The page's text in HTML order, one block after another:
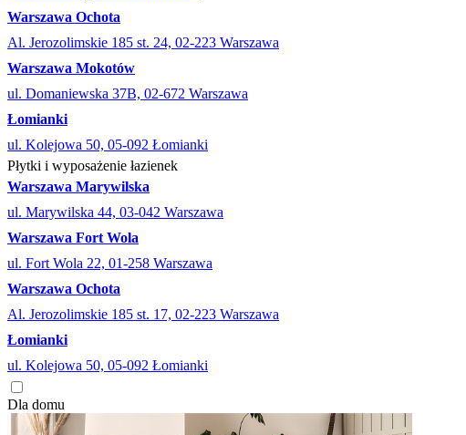
Warszawa Ochota
Al. Jerozolimskie 185 st. 24, 02-223 Warszawa
Warszawa Mokotów
ul. Domaniewska 37B, 02-672 Warszawa
Łomianki
ul. Kolejowa 50, 05-092 Łomianki
Płytki i wyposażenie łazienek
Warszawa Marywilska
ul. Marywilska 44, 03-042 Warszawa
Warszawa Fort Wola
ul. Fort Wola 22, 01-258 Warszawa
Warszawa Ochota
Al. Jerozolimskie 185 st. 17, 02-223 Warszawa
Łomianki
ul. Kolejowa 50, 05-092 Łomianki
Dla domu